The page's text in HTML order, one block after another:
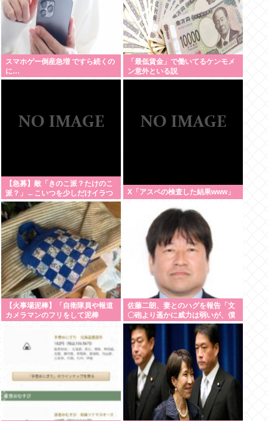
スマホゲー倒産急増 ですら続くの
に…
「最低賃金」で働いてるケンモメ
ン意外といる説
【急募】敵「きのこ派？たけのこ
派？」←こいつを少しだけイラつ
かせる回答
X「アスペの検査した結果www」
【火事場泥棒】「自衛隊員や報道
カメラマンのフリをして泥棒
まれた高齢女性が明かす被害 「外
出が怖くなり、避難所にも行けな
佐藤二朗、妻とのハグを報告「文
〇砲より遥かに威力は弱いが、僕
のノロケ砲をお見舞いする」